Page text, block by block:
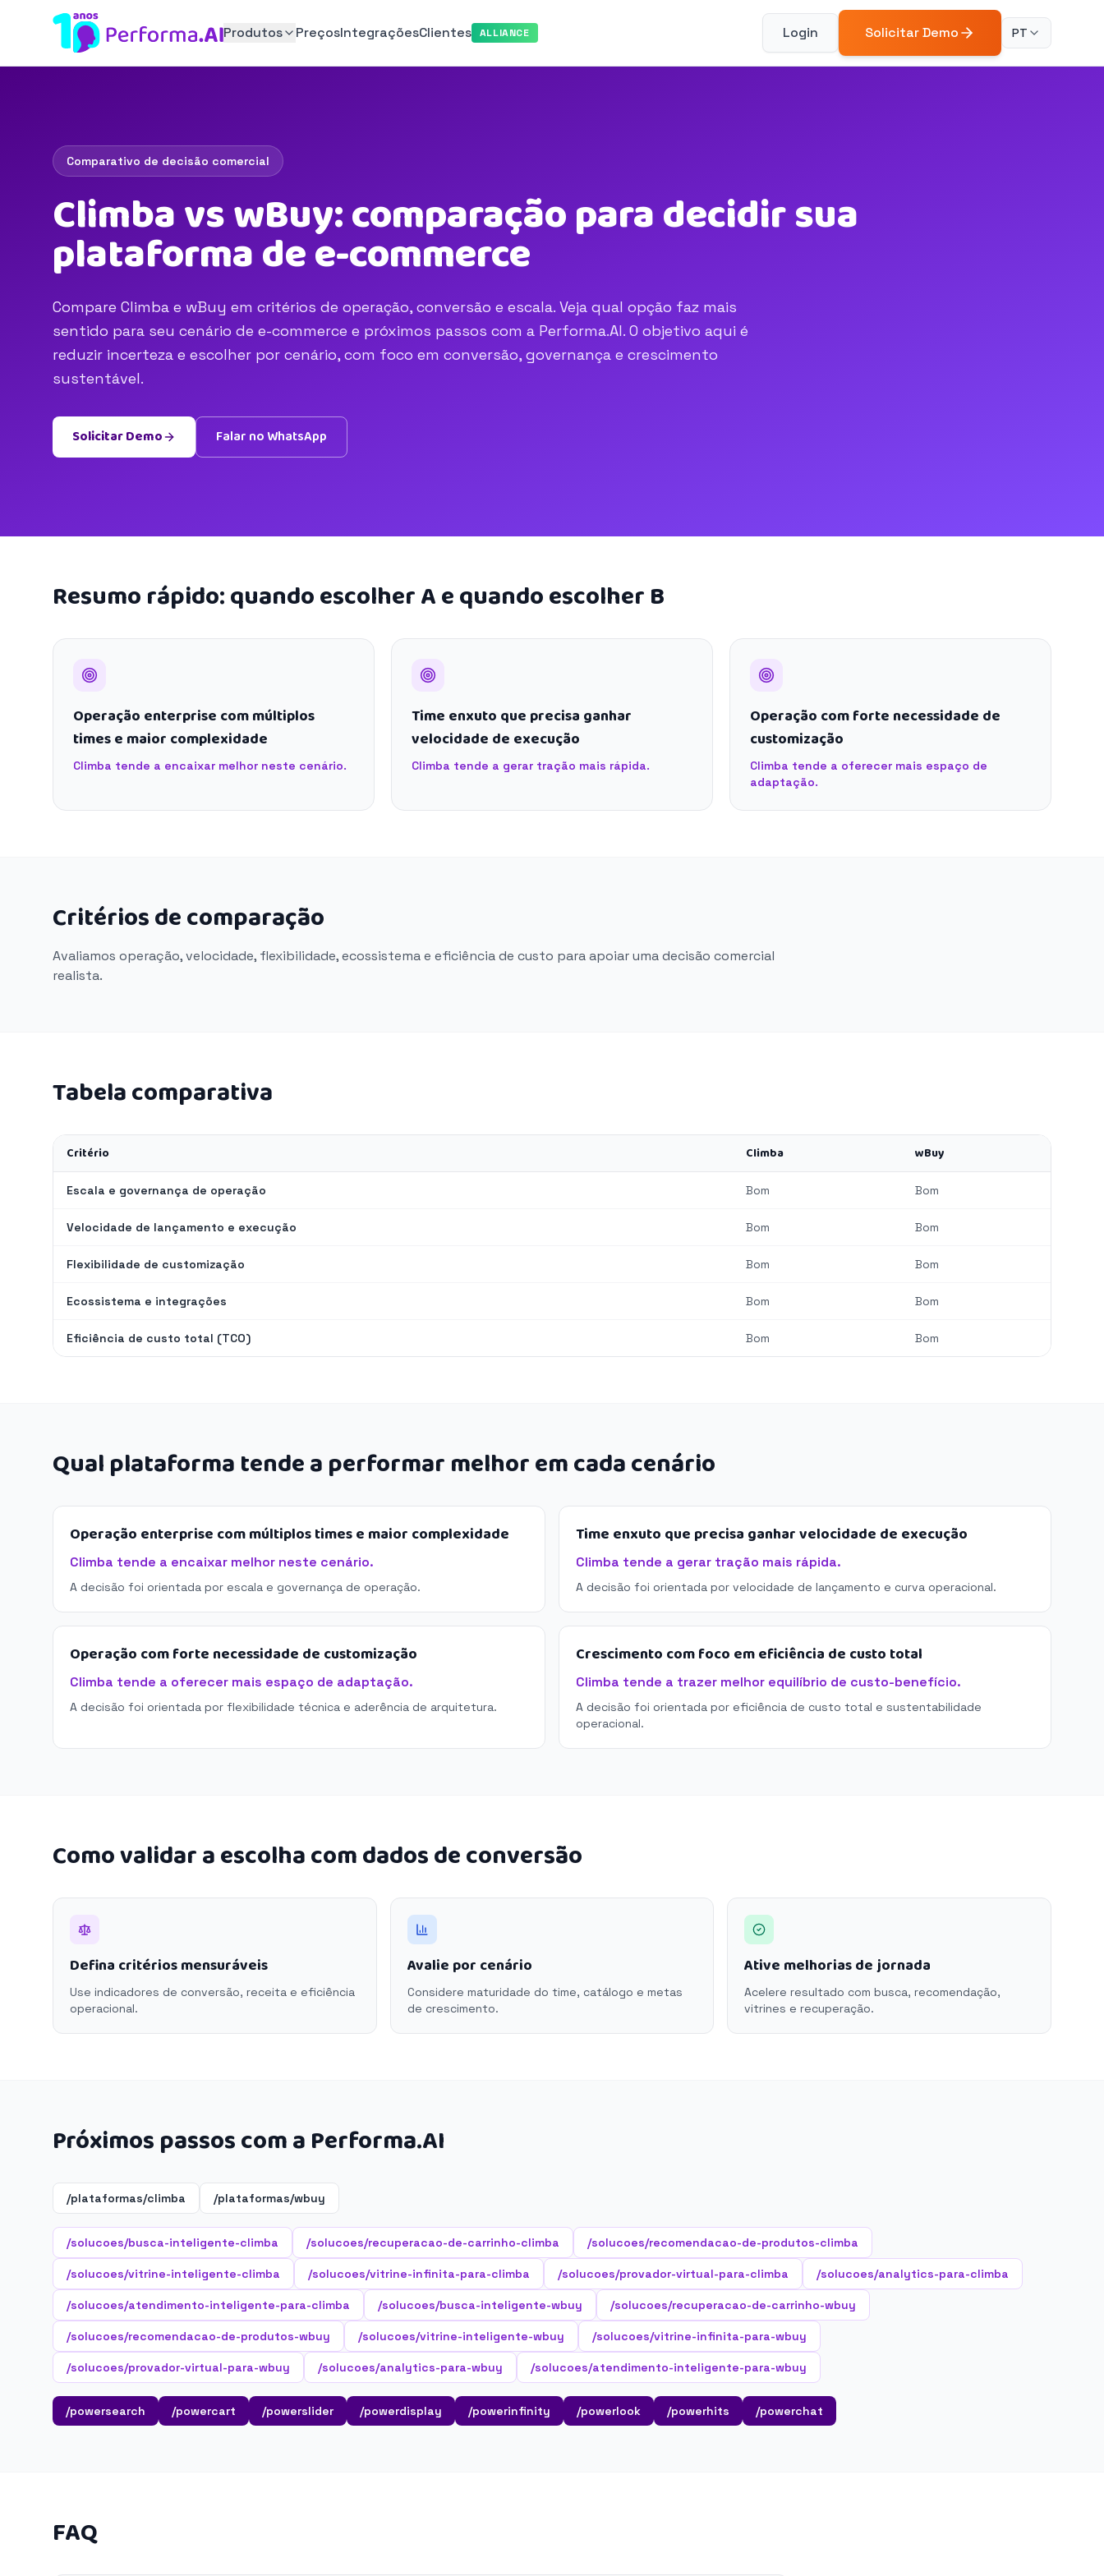
Produtos PreçosIntegraçõesClientes ALLIANCE Login Solicitar Demo PT
Comparativo de decisão comercial
Climba vs wBuy: comparação para decidir sua
plataforma de e-commerce
Compare Climba e wBuy em critérios de operação, conversão e escala. Veja qual opção faz mais
sentido para seu cenário de e-commerce e próximos passos com a Performa.AI. O objetivo aqui é
reduzir incerteza e escolher por cenário, com foco em conversão, governança e crescimento
sustentável.
Solicitar Demo Falar no WhatsApp
Resumo rápido: quando escolher A e quando escolher B
Operação enterprise com múltiplos
times e maior complexidade
Climba tende a encaixar melhor neste cenário.
Time enxuto que precisa ganhar
velocidade de execução
Climba tende a gerar tração mais rápida.
Operação com forte necessidade de
customização
Climba tende a oferecer mais espaço de
adaptação.
Critérios de comparação
Avaliamos operação, velocidade, flexibilidade, ecossistema e eficiência de custo para apoiar uma decisão comercial
realista.
Tabela comparativa
Critério Climba wBuy
Escala e governança de operação Bom Bom
Velocidade de lançamento e execução Bom Bom
Flexibilidade de customização Bom Bom
Ecossistema e integrações Bom Bom
Eficiência de custo total (TCO) Bom Bom
Qual plataforma tende a performar melhor em cada cenário
Operação enterprise com múltiplos times e maior complexidade
Climba tende a encaixar melhor neste cenário.
A decisão foi orientada por escala e governança de operação.
Time enxuto que precisa ganhar velocidade de execução
Climba tende a gerar tração mais rápida.
A decisão foi orientada por velocidade de lançamento e curva operacional.
Operação com forte necessidade de customização
Climba tende a oferecer mais espaço de adaptação.
A decisão foi orientada por flexibilidade técnica e aderência de arquitetura.
Crescimento com foco em eficiência de custo total
Climba tende a trazer melhor equilíbrio de custo-benefício.
A decisão foi orientada por eficiência de custo total e sustentabilidade
operacional.
Como validar a escolha com dados de conversão
Defina critérios mensuráveis
Use indicadores de conversão, receita e eficiência
operacional.
Avalie por cenário
Considere maturidade do time, catálogo e metas
de crescimento.
Ative melhorias de jornada
Acelere resultado com busca, recomendação,
vitrines e recuperação.
Próximos passos com a Performa.AI
/plataformas/climba /plataformas/wbuy
/solucoes/busca-inteligente-climba /solucoes/recuperacao-de-carrinho-climba /solucoes/recomendacao-de-produtos-climba
/solucoes/vitrine-inteligente-climba /solucoes/vitrine-infinita-para-climba /solucoes/provador-virtual-para-climba /solucoes/analytics-para-climba
/solucoes/atendimento-inteligente-para-climba /solucoes/busca-inteligente-wbuy /solucoes/recuperacao-de-carrinho-wbuy
/solucoes/recomendacao-de-produtos-wbuy /solucoes/vitrine-inteligente-wbuy /solucoes/vitrine-infinita-para-wbuy
/solucoes/provador-virtual-para-wbuy /solucoes/analytics-para-wbuy /solucoes/atendimento-inteligente-para-wbuy
/powersearch /powercart /powerslider /powerdisplay /powerinfinity /powerlook /powerhits /powerchat
FAQ